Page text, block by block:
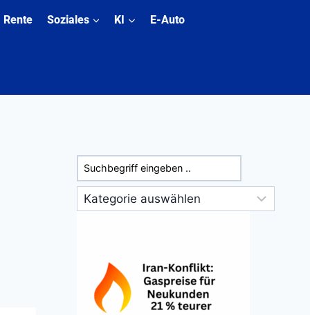
Rente Soziales KI E-Auto
Suchen
Kategorien